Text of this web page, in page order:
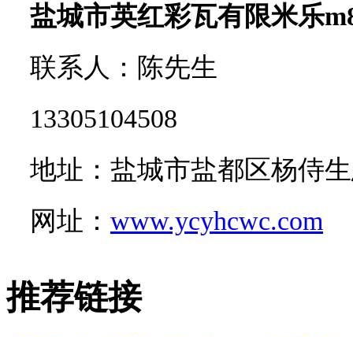
盐城市英红彩瓦有限米乐
联系人：陈先生
13305104508
地址：盐城市盐都区杨侍
网址： www.ycyhcwc.com
推荐链接